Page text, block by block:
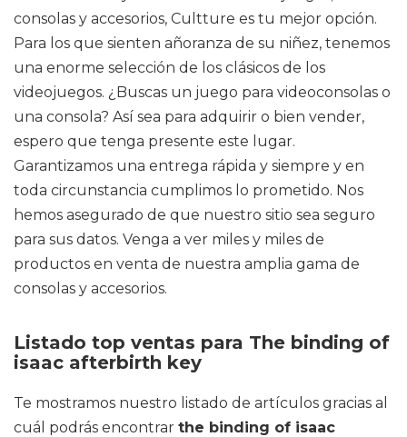
consolas y accesorios, Cultture es tu mejor opción.
Para los que sienten añoranza de su niñez, tenemos
una enorme selección de los clásicos de los
videojuegos. ¿Buscas un juego para videoconsolas o
una consola? Así sea para adquirir o bien vender,
espero que tenga presente este lugar.
Garantizamos una entrega rápida y siempre y en
toda circunstancia cumplimos lo prometido. Nos
hemos asegurado de que nuestro sitio sea seguro
para sus datos. Venga a ver miles y miles de
productos en venta de nuestra amplia gama de
consolas y accesorios.
Listado top ventas para The binding of
isaac afterbirth key
Te mostramos nuestro listado de artículos gracias al
cuál podrás encontrar the binding of isaac